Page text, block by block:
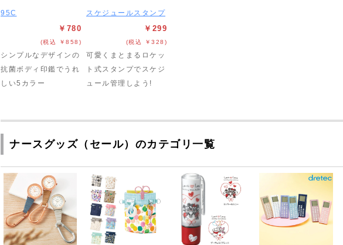
95C
￥780
(税込 ￥858)
シンプルなデザインの
抗菌ボディ印鑑でうれ
しい5カラー
スケジュールスタンプ
￥299
(税込 ￥328)
可愛くまとまるロケッ
ト式スタンプでスケジ
ュール管理しよう!
ナースグッズ（セール）のカテゴリ一覧